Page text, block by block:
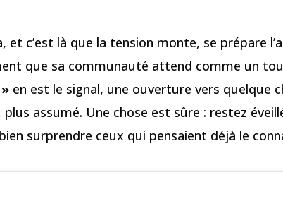
c’est là que la tension monte, se prépare
que sa communauté attend comme un
en est le signal, une ouverture vers quelque
assumé. Une chose est sûre : restez
surprendre ceux qui pensaient déjà le